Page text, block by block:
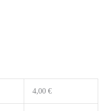
4,00 €